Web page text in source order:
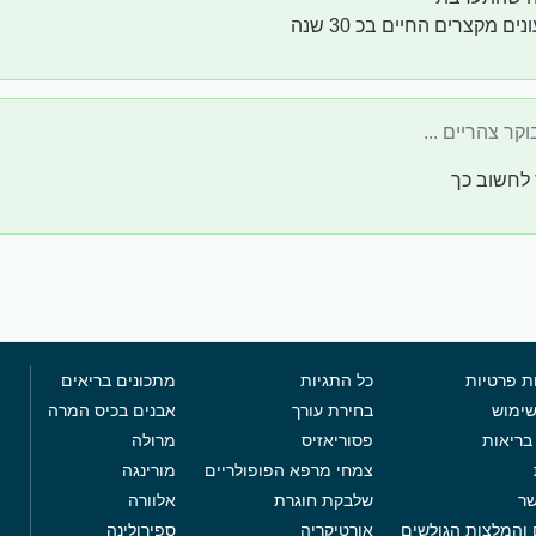
מקצרים החיים בכ 30 שנה
לחשוב כך
פרטיות
בריאות
והמלצות הגולשים
כל התגיות
בחירת עורך
פסוריאזיס
צמחי מרפא הפופולריים
שלבקת חוגרת
אורטיקריה
מתכונים בריאים
אבנים בכיס המרה
מרולה
מורינגה
אלוורה
ספירולינה